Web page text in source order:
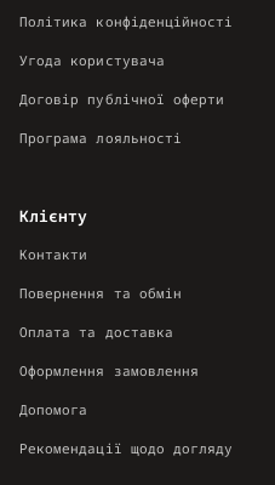
Політика конфіденційності
Угода користувача
Договір публічної оферти
Програма лояльності
Клієнту
Контакти
Повернення та обмін
Оплата та доставка
Оформлення замовлення
Допомога
Рекомендації щодо догляду